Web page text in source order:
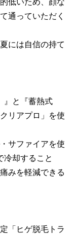
通っていただく
には自信の持て
』と『蓄熱式
リアプロ」を使
サファイアを使
冷却すること
みを軽減できる
「ヒゲ脱毛トラ